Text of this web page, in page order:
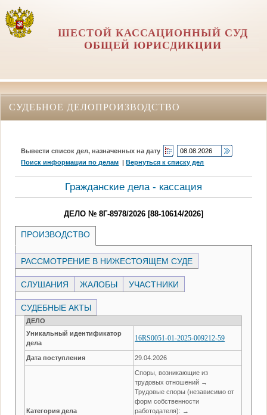
ШЕСТОЙ КАССАЦИОННЫЙ СУД
ОБЩЕЙ ЮРИСДИКЦИИ
СУДЕБНОЕ ДЕЛОПРОИЗВОДСТВО
Вывести список дел, назначенных на дату
Поиск информации по делам |Вернуться к списку дел
Гражданские дела - кассация
ДЕЛО № 8Г-8978/2026 [88-10614/2026]
ПРОИЗВОДСТВО
РАССМОТРЕНИЕ В НИЖЕСТОЯЩЕМ СУДЕ
СЛУШАНИЯ ЖАЛОБЫ УЧАСТНИКИ
СУДЕБНЫЕ АКТЫ
ДЕЛО
Уникальный идентификатор
дела
16RS0051-01-2025-009212-59
Дата поступления 29.04.2026
Категория дела
Споры, возникающие из
трудовых отношений →
Трудовые споры (независимо от
форм собственности
работодателя): →